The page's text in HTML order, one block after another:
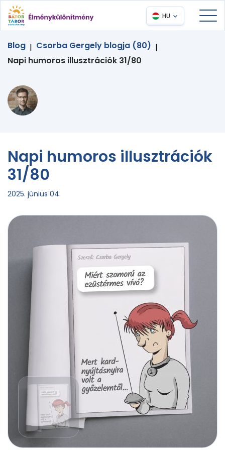
HU
Blog | Csorba Gergely blogja (80) |
Napi humoros illusztrációk 31/80
Napi humoros illusztrációk
31/80
2025. június 04.